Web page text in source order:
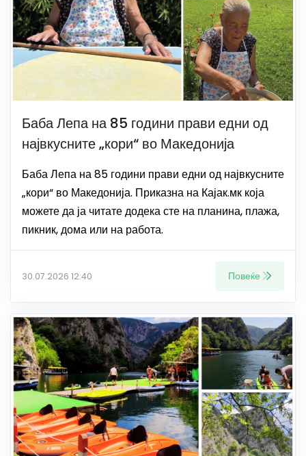
Баба Лепа на 85 години прави едни од
највкусните „кори“ во Македонија
Баба Лепа на 85 години прави едни од највкусните
„кори“ во Македонија. Приказна на Кајак.мк која
можете да ја читате додека сте на планина, плажа,
пикник, дома или на работа.
30.07.2026 12:40 Повеќе